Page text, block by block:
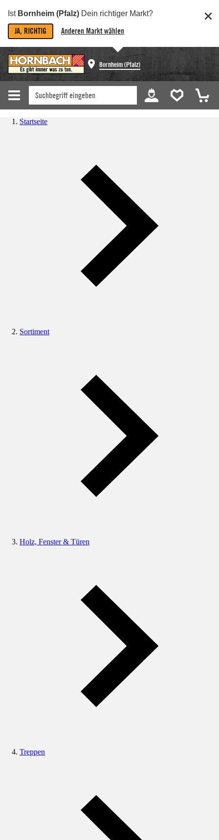
Ist Bornheim (Pfalz) Dein richtiger Markt?
JA, RICHTIG Anderen Markt wählen
Bornheim (Pfalz)
Startseite
Sortiment
Holz, Fenster & Türen
Treppen